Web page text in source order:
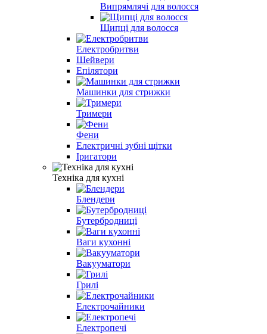
Випрямлячі для волосся
Щипці для волосся
Електробритви
Шейвери
Епілятори
Машинки для стрижки
Тримери
Фени
Електричні зубні щітки
Іригатори
Техніка для кухні
Блендери
Бутербродниці
Ваги кухонні
Вакууматори
Грилі
Електрочайники
Електропечі